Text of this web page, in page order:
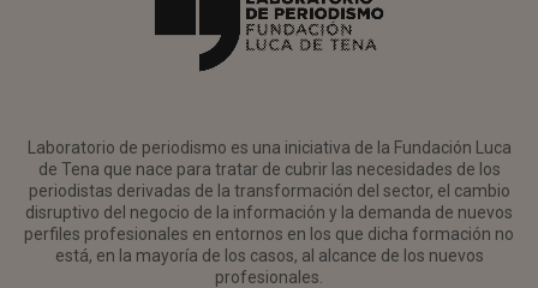
Laboratorio de periodismo es una iniciativa de la Fundación Luca
de Tena que nace para tratar de cubrir las necesidades de los
periodistas derivadas de la transformación del sector, el cambio
disruptivo del negocio de la información y la demanda de nuevos
perfiles profesionales en entornos en los que dicha formación no
está, en la mayoría de los casos, al alcance de los nuevos
profesionales.